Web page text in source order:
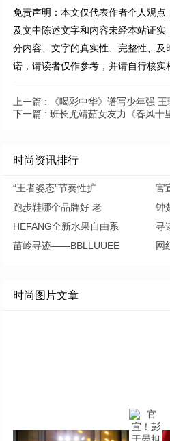
免责声明：本文仅代表作者个人观点
及文中陈述文字和内容未经本站证
分内容、文字的真实性、完整性、
诺，请读者仅作参考，并请自行核实
上一篇 : 《喝彩中华》谱写少年强
下一篇 : 班长尤靖茹女友力《春风十
时尚资讯排行
“王者姿态”节奏性扩
官
跑步鞋哪个品牌好 老
钟
HEFANG全新水果自由系
寻
苗岭寻迹——BBLLUUEE
网
时尚图片文章